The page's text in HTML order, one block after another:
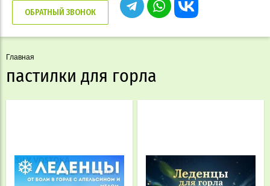
ОБРАТНЫЙ ЗВОНОК
Главная
пастилки для горла